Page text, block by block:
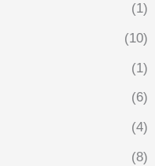
(1)
(10)
(1)
(6)
(4)
(8)